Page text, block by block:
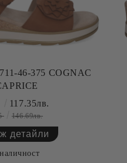
46-375 COGNAC
117.35лв.
146.69лв.
детайли